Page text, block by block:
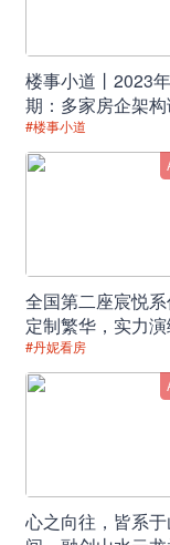
经济运行保
常住人口城镇
人均预期寿
基本养老保险
三、今年主要目标
国内生产总值
居民消费价
楼事小道丨2023
期：多家房企架构
事变动频繁
#楼事小道
全国第二座宸悦系
定制繁华，实力
时代的生活范本！
#丹妮看房
心之向往，皆系